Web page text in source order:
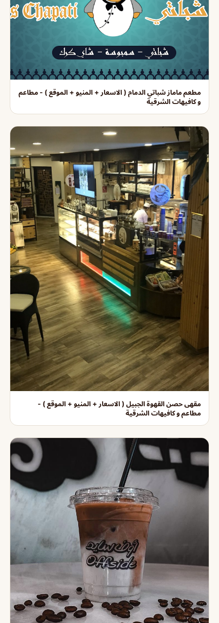
مطعم ماماز شباتي الدمام ( الاسعار + المنيو + الموقع ) - مطاعم
و كافيهات الشرقية
مقهى حصن القهوة الجبيل ( الاسعار + المنيو + الموقع ) -
مطاعم و كافيهات الشرقية